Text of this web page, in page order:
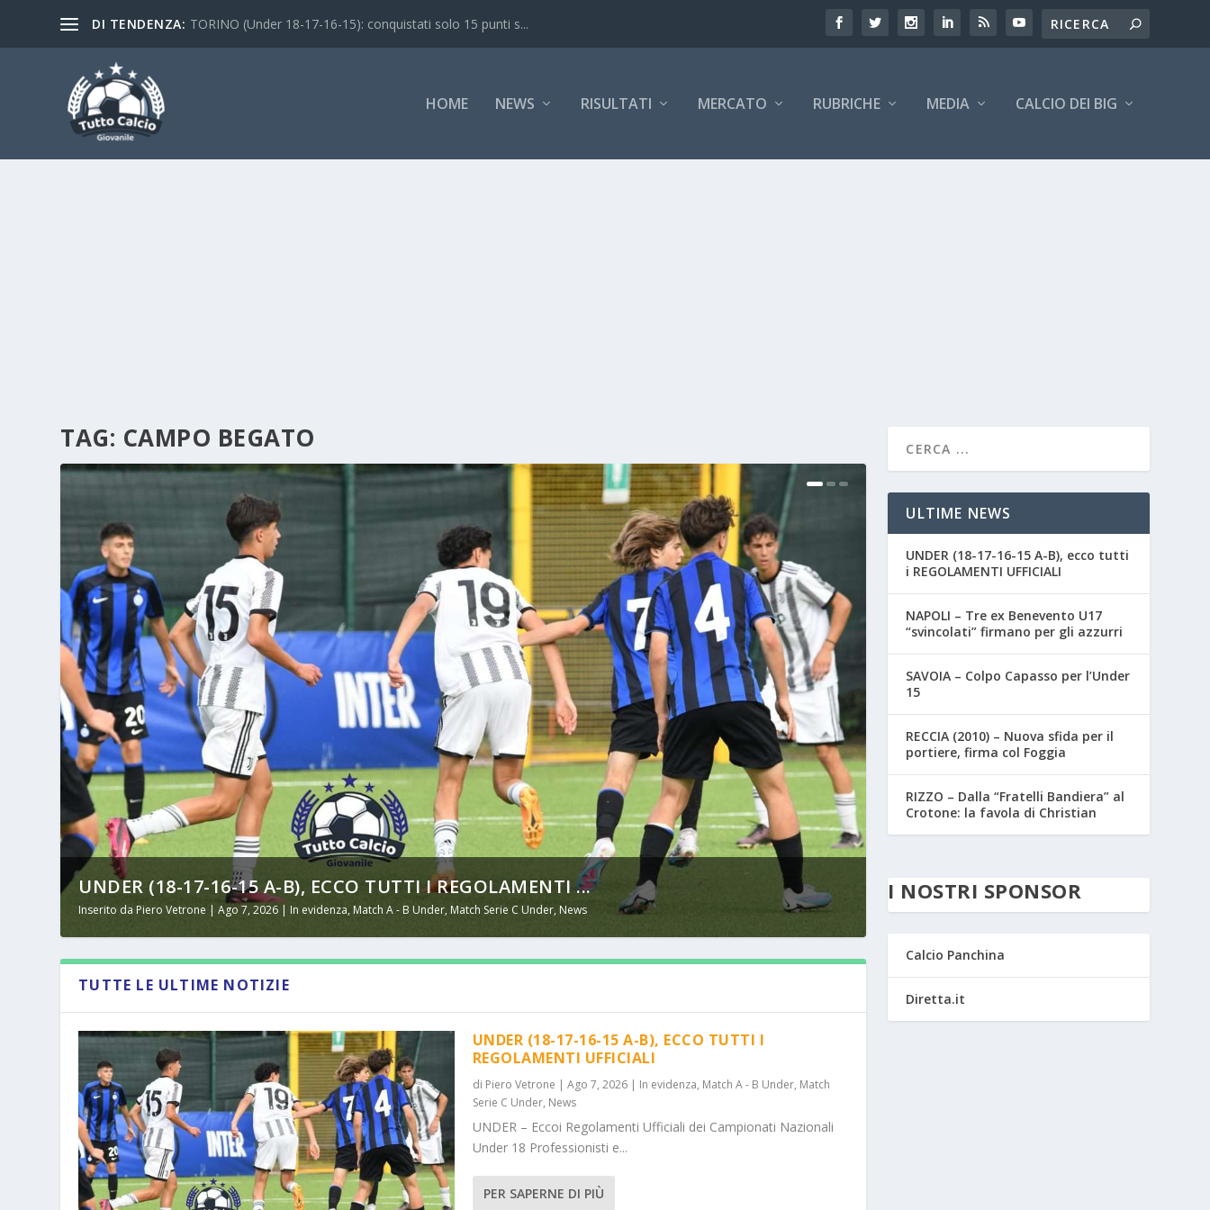
DI TENDENZA: TORINO (Under 18-17-16-15): conquistati solo 15 punti s...
HOME NEWS RISULTATI MERCATO RUBRICHE MEDIA CALCIO DEI BIG
TAG: CAMPO BEGATO
UNDER (18-17-16-15 A-B), ECCO TUTTI I REGOLAMENTI ...
Inserito daPiero Vetrone |Ago 7, 2026 | In evidenza,Match A - B Under,Match Serie C Under,News
TUTTE LE ULTIME NOTIZIE
UNDER (18-17-16-15 A-B), ECCO TUTTI I
REGOLAMENTI UFFICIALI
di Piero Vetrone | Ago 7, 2026| In evidenza, Match A - B Under, Match
Serie C Under, News
UNDER – Eccoi Regolamenti Ufficiali dei Campionati Nazionali
Under 18 Professionisti e...
PER SAPERNE DI PIÙ
ULTIME NEWS
UNDER (18-17-16-15 A-B), ecco tutti
i REGOLAMENTI UFFICIALI
NAPOLI – Tre ex Benevento U17
“svincolati” firmano per gli azzurri
SAVOIA – Colpo Capasso per l’Under
15
RECCIA (2010) – Nuova sfida per il
portiere, firma col Foggia
RIZZO – Dalla “Fratelli Bandiera” al
Crotone: la favola di Christian
I NOSTRI SPONSOR
Calcio Panchina
Diretta.it